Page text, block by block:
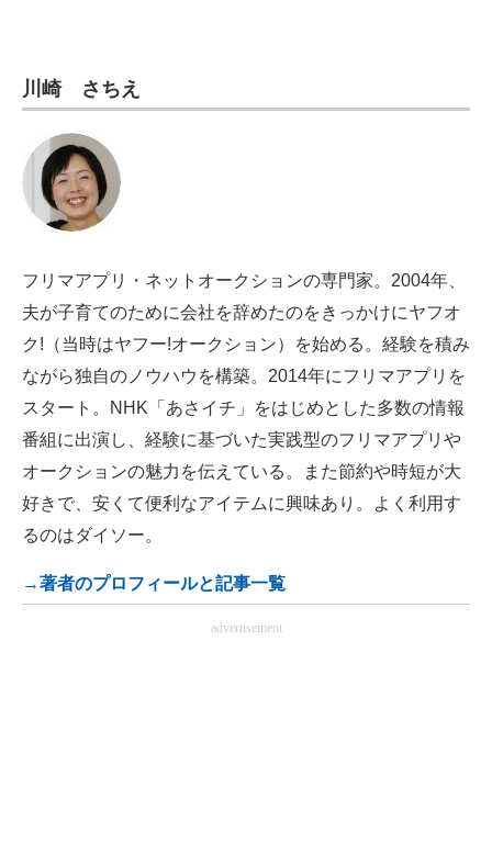
川崎 さちえ
フリマアプリ・ネットオークションの専門家。2004年、
夫が子育てのために会社を辞めたのをきっかけにヤフオ
ク!（当時はヤフー!オークション）を始める。経験を積み
ながら独自のノウハウを構築。2014年にフリマアプリを
スタート。NHK「あさイチ」をはじめとした多数の情報
番組に出演し、経験に基づいた実践型のフリマアプリや
オークションの魅力を伝えている。また節約や時短が大
好きで、安くて便利なアイテムに興味あり。よく利用す
るのはダイソー。
→著者のプロフィールと記事一覧
advertisement